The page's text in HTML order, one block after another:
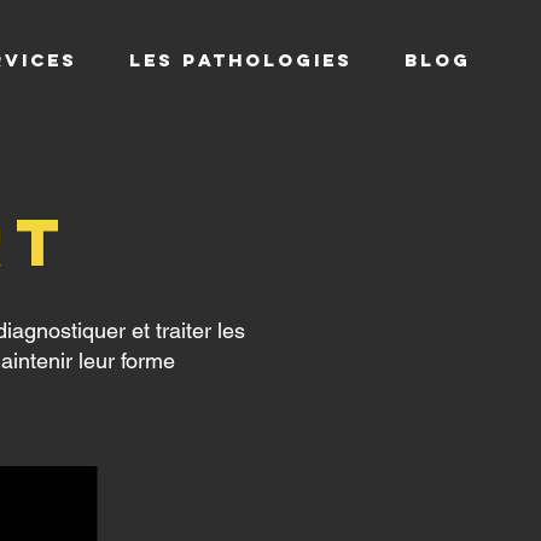
Les Pathologies Blog
et traiter les
leur forme